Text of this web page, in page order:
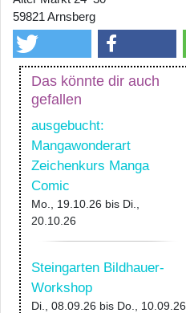
59821 Arnsberg
Das könnte dir auch
gefallen
ausgebucht:
Mangawonderart
Zeichenkurs Manga
Comic
Mo., 19.10.26 bis Di.,
20.10.26
Steingarten Bildhauer-
Workshop
Di., 08.09.26 bis Do., 10.09.26